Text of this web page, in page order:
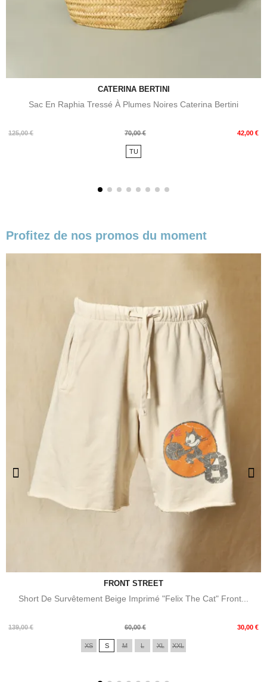
CATERINA BERTINI
Sac En Raphia Tressé À Plumes Noires Caterina Bertini
125,00 €
Prix
70,00 € 42,00 €
Prix
TU
Profitez de nos promos du moment
FRONT STREET
Short De Survêtement Beige Imprimé "Felix The Cat" Front...
139,00 €
Prix
60,00 € 30,00 €
Prix
XS S M L XL XXL